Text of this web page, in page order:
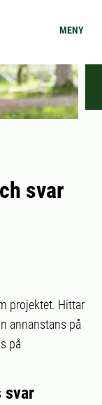
MENY
svar
projektet. Hittar
annanstans på
på
svar